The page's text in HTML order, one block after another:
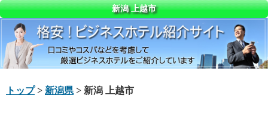
新潟 上越市
トップ> 新潟県 > 新潟 上越市